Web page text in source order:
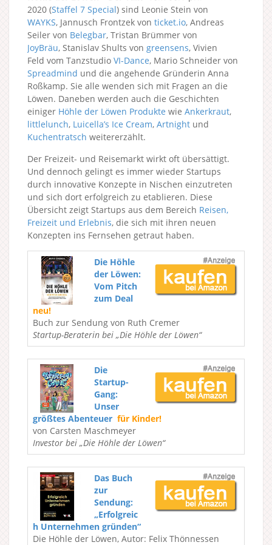
2020 (Staffel 7 Special) sind Leonie Stein von
WAYKS, Jannusch Frontzek von ticket.io, Andreas
Seiler von Belegbar, Tristan Brümmer von
JoyBräu, Stanislav Shults von greensens, Vivien
Feld vom Tanzstudio VI-Dance, Mario Schneider von
Spreadmind und die angehende Gründerin Anna
Roßkamp. Sie alle wenden sich mit Fragen an die
Löwen. Daneben werden auch die Geschichten
einiger Höhle der Löwen Produkte wie Ankerkraut,
littlelunch, Luicella’s Ice Cream, Artnight und
Kuchentratsch weitererzählt.
Der Freizeit- und Reisemarkt wirkt oft übersättigt.
Und dennoch gelingt es immer wieder Startups
durch innovative Konzepte in Nischen einzutreten
und sich dort erfolgreich zu etablieren. Diese
Übersicht zeigt Startups aus dem Bereich Reisen,
Freizeit und Erlebnis, die sich mit ihren neuen
Konzepten ins Fernsehen getraut haben.
Die Höhle
der Löwen:
Vom Pitch
zum Deal
neu!
Buch zur Sendung von Ruth Cremer
Startup-Beraterin bei „Die Höhle der Löwen“
Die
Startup-
Gang:
Unser
größtes Abenteuer für Kinder!
von Carsten Maschmeyer
Investor bei „Die Höhle der Löwen“
Das Buch
zur
Sendung:
„Erfolgreic
h Unternehmen gründen“
Die Höhle der Löwen, Autor: Felix Thönnessen